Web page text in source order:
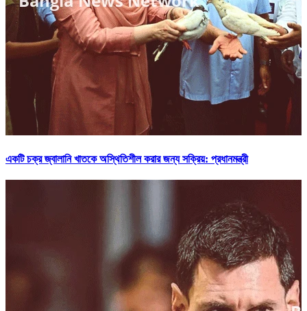
একটি চক্র জ্বালানি খাতকে অস্থিতিশীল করার জন্য সক্রিয়: প্রধানমন্ত্রী